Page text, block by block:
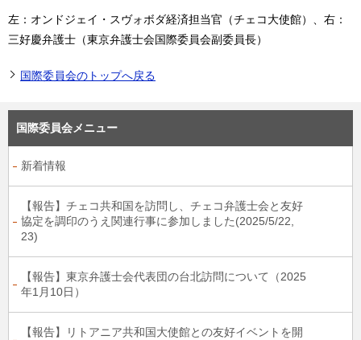
左：オンドジェイ・スヴォボダ経済担当官（チェコ大使館）、右：
三好慶弁護士（東京弁護士会国際委員会副委員長）
国際委員会のトップへ戻る
国際委員会メニュー
新着情報
【報告】チェコ共和国を訪問し、チェコ弁護士会と友好
協定を調印のうえ関連行事に参加しました(2025/5/22,
23)
【報告】東京弁護士会代表団の台北訪問について（2025
年1月10日）
【報告】リトアニア共和国大使館との友好イベントを開